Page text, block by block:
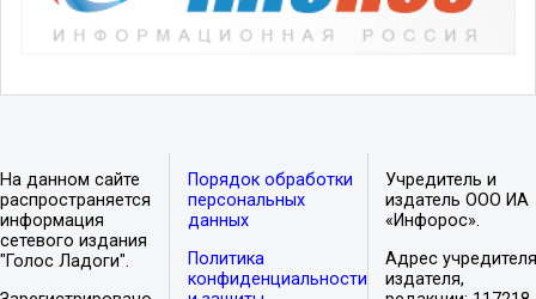
На данном сайте
распространяется
информация
сетевого издания
"Голос Ладоги".
Порядок обработки
персональных
данных
Политика
конфиденциальности
Учредитель и
издатель ООО ИА
«Инфорос».
Адрес
издателя,